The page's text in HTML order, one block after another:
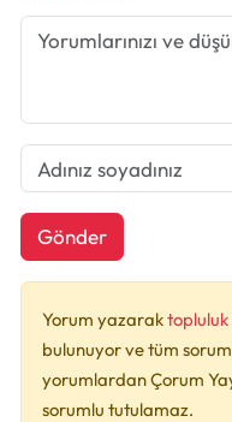
Gönder
Yorum yazaraktopluluk
bulunuyor ve tüm
yorumlardan Çorum
sorumlu tutulamaz.